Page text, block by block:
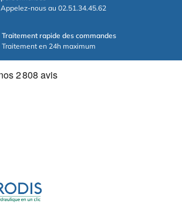
Appelez-nous au 02.51.34.45.62
Traitement rapide des commandes
Traitement en 24h maximum